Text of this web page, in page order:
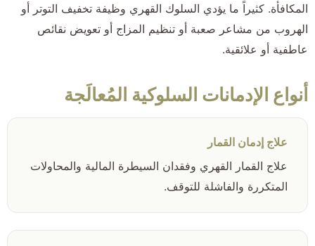
المكافأة. كثيراً ما يؤدي السلوك القهري وظيفة تخفيف التوتر أو
الهروب من مشاعر صعبة أو تنظيم المزاج أو تعويض نقائص
عاطفية أو علائقية.
أنواع الإدمانات السلوكية المُعالَجة
علاج إدمان القمار
علاج القمار القهري وفقدان السيطرة المالية والمحاولات
المتكررة والفاشلة للتوقف.